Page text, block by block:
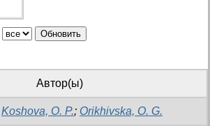
Автор(ы)
Koshova, O. P.; Orikhivska, O. G.